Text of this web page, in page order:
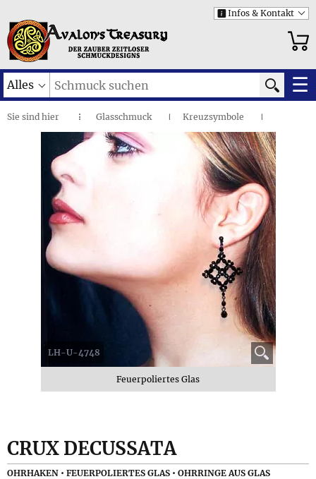
i Infos & Kontakt
Alles ☰
Sie sind hier ◌ Glasschmuck I Kreuzsymbole I
Ohrringe aus Glas
Crux Decussata • Ohrhaken I
LH-U-4748
Feuerpoliertes Glas
CRUX DECUSSATA
OHRHAKEN • FEUERPOLIERTES GLAS • OHRRINGE AUS GLAS